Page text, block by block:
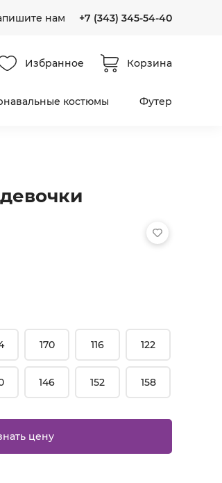
нам +7 (343) 345-54-40
Избранное Корзина
костюмы Футер
170 116 122
146 152 158
цену